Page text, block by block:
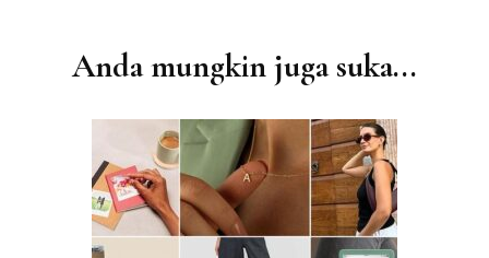
Navigasi
Anda mungkin juga suka...